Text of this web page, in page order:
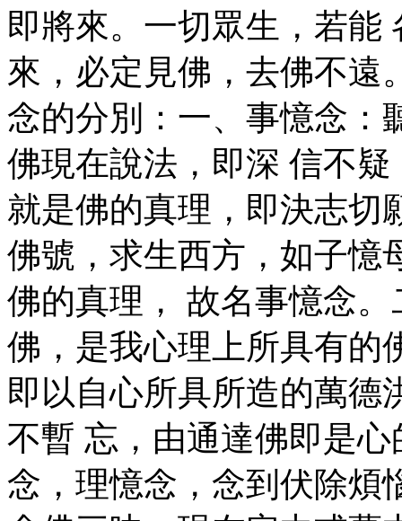
即將來。一切眾生，若能
來，必定見佛，去佛不遠
念的分別：一、事憶念：
佛現在說法，即深 信不
就是佛的真理，即決志切
佛號，求生西方，如子憶
佛的真理， 故名事憶念
佛，是我心理上所具有的
即以自心所具所造的萬德
不暫 忘，由通達佛即是
念，理憶念，念到伏除煩